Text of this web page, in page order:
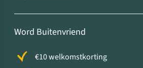
Word Buitenvriend
€10 welkomstkorting